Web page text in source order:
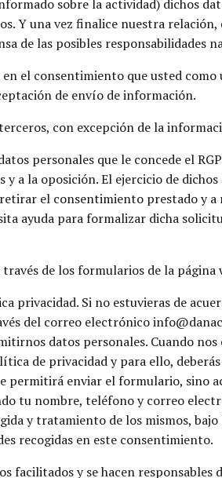
sobre la actividad) dichos
Y una vez finalice nuestra
de las posibles responsabilidades
el consentimiento que usted
de envío de información.
con excepción de la
personales que le concede el
a la oposición. El ejercicio de
el consentimiento prestado y a
ayuda para formalizar dicha
de los formularios de la página
privacidad. Si no estuvieras de
del correo electrónico
datos personales. Cuando
de privacidad y para ello,
permitirá enviar el formulario, sino
tu nombre, teléfono y correo
y tratamiento de los mismos,
recogidas en este consentimiento.
facilitados y se hacen